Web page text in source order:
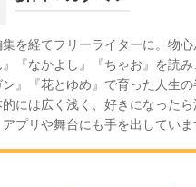
を経てフリーライターに。物心
』『なかよし』『ちゃお』を読み
ン』『花とゆめ』で育った人生
的には広く浅く、好きになった
プリや舞台にも手を出していま